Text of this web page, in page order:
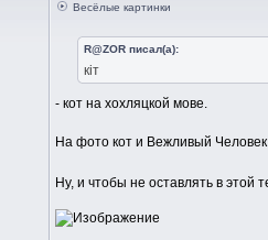
Весёлые картинки
R@ZOR писал(а):
кiт
- кот на хохляцкой мове.
На фото кот и Вежливый
Ну, и чтобы не оставлять в этой